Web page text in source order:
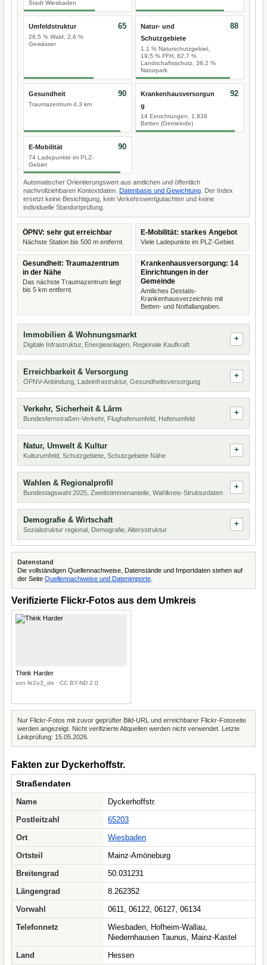
Stadt Wiesbaden
Umfeldstruktur
26,5 % Wald, 2,6 %
Gewässer
65
Natur- und
Schutzgebiete
1,1 % Naturschutzgebiet,
19,5 % FFH, 62,7 %
Landschaftsschutz, 36,2 %
Naturpark
88
Gesundheit
Traumazentrum 4,3 km
90
Krankenhausversorgun
g
14 Einrichtungen, 1.839
Betten (Gemeinde)
92
E-Mobilität
74 Ladepunkte im PLZ-
Gebiet
90
Automatischer Orientierungswert aus amtlichen und öffentlich
nachvollziehbaren Kontextdaten. Datenbasis und Gewichtung . Der Index
ersetzt keine Besichtigung, kein Verkehrswertgutachten und keine
individuelle Standortprüfung.
ÖPNV: sehr gut erreichbar
Nächste Station bis 500 m entfernt.
E-Mobilität: starkes Angebot
Viele Ladepunkte im PLZ-Gebiet.
Gesundheit: Traumazentrum
in der Nähe
Das nächste Traumazentrum liegt
bis 5 km entfernt.
Krankenhausversorgung: 14
Einrichtungen in der
Gemeinde
Amtliches Destatis-
Krankenhausverzeichnis mit
Betten- und Notfallangaben.
Immobilien & Wohnungsmarkt
Digitale Infrastruktur, Energieanlagen, Regionale Kaufkraft
Erreichbarkeit & Versorgung
ÖPNV-Anbindung, Ladeinfrastruktur, Gesundheitsversorgung
Verkehr, Sicherheit & Lärm
Bundesfernstraßen-Verkehr, Flughafenumfeld, Hafenumfeld
Natur, Umwelt & Kultur
Kulturumfeld, Schutzgebiete, Schutzgebiete Nähe
Wahlen & Regionalprofil
Bundestagswahl 2025, Zweitstimmenanteile, Wahlkreis-Strukturdaten
Demografie & Wirtschaft
Sozialstruktur regional, Demografie, Altersstruktur
Datenstand
Die vollständigen Quellennachweise, Datenstände und Importdaten stehen auf
der Seite Quellennachweise und Datenimporte
Verifizierte Flickr-Fotos aus dem Umkreis
Think Harder
von fe2o3_de · CC BY-ND 2.0
Nur Flickr-Fotos mit zuvor geprüfter Bild-URL und erreichbarer Flickr-Fotoseite
werden angezeigt. Nicht verifizierte Altquellen werden nicht verwendet. Letzte
Linkprüfung: 15.05.2026.
Fakten zur Dyckerhoffstr.
Straßendaten
Name
Dyckerhoffstr.
Postleitzahl
65203
Ort
Wiesbaden
Ortsteil
Mainz-Amöneburg
Breitengrad
50.031231
Längengrad
8.262352
Vorwahl
0611, 06122, 06127, 06134
Telefonnetz
Wiesbaden, Hofheim-Wallau,
Niedernhausen Taunus, Mainz-Kastel
Land
Hessen